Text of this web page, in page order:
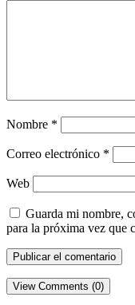
Nombre *
Correo electrónico *
Web
Guarda mi nombre,
para la próxima vez que
View Comments (0)